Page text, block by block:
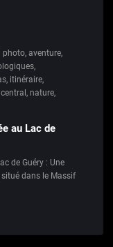
photo, aventure,
,
, itinéraire,
, nature,
au Lac de
de Guéry : Une
situé dans le Massif